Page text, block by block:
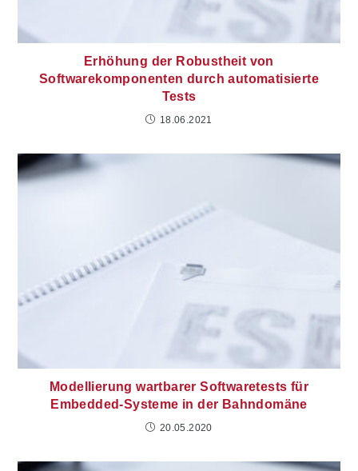
Erhöhung der Robustheit von
Softwarekomponenten durch automatisierte
Tests
18.06.2021
Modellierung wartbarer Softwaretests für
Embedded-Systeme in der Bahndomäne
20.05.2020